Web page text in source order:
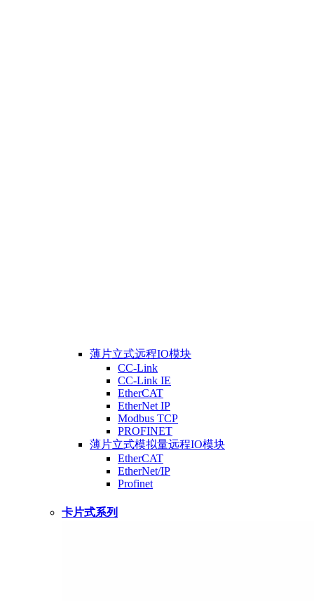
薄片立式远程IO模块
CC-Link
CC-Link IE
EtherCAT
EtherNet IP
Modbus TCP
PROFINET
薄片立式模拟量远程IO模块
EtherCAT
EtherNet/IP
Profinet
卡片式系列